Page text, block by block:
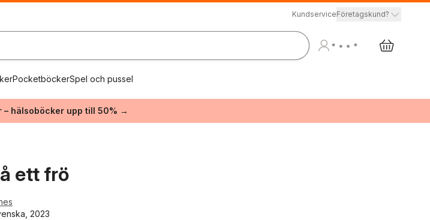
KundserviceFöretagskund?
PocketböckerSpel och pussel
– hälsoböcker upp till 50% →
ett frö
2023